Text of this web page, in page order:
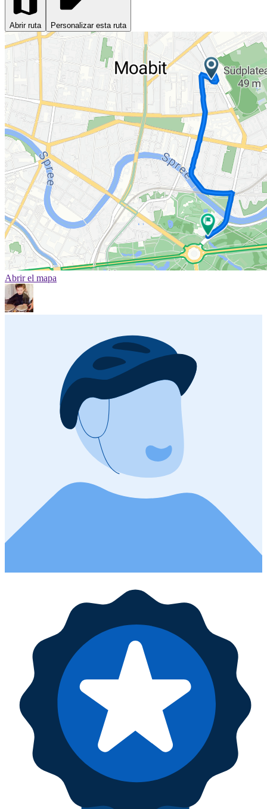
Abrir ruta Personalizar esta ruta
Abrir el mapa